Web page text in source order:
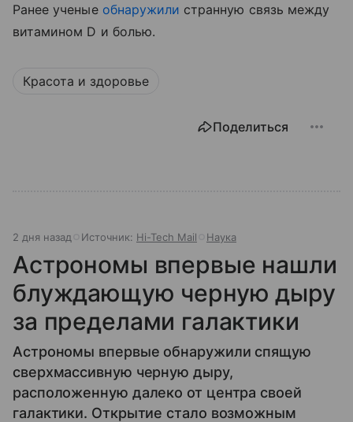
Ранее ученые обнаружили странную связь между
витамином D и болью.
Красота и здоровье
Поделиться
2 дня назад Источник: Hi-Tech Mail Наука
Астрономы впервые нашли
блуждающую черную дыру
за пределами галактики
Астрономы впервые обнаружили спящую
сверхмассивную черную дыру,
расположенную далеко от центра своей
галактики. Открытие стало возможным